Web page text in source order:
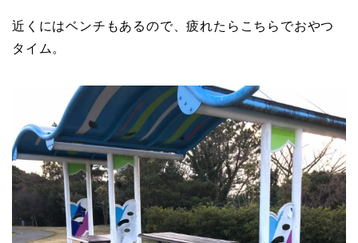
近くにはベンチもあるので、疲れたらこちらでおやつ
タイム。